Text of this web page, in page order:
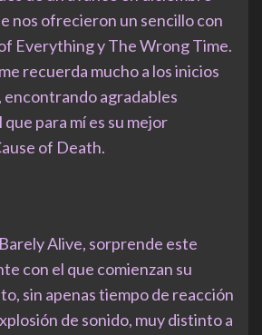
nos ofrecieron un sencillo con
Everything y The Wrong Time.
recuerda mucho a los inicios
encontrando agradables
para mí es su mejor
of Death.
Alive, sorprende este
con el que comienzan su
sin apenas tiempo de reacción
de sonido, muy distinto a